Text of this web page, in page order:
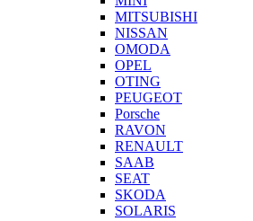
MITSUBISHI
NISSAN
OMODA
OPEL
OTING
PEUGEOT
Porsche
RAVON
RENAULT
SAAB
SEAT
SKODA
SOLARIS